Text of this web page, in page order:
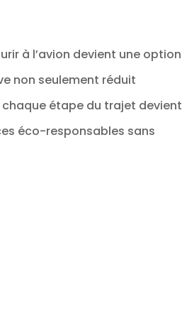
à l’avion devient une option
non seulement réduit
étape du trajet devient
éco-responsables sans